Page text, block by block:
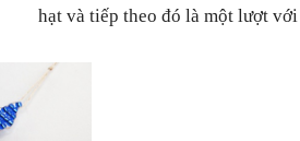
hạt và tiếp theo đó là một lượt với